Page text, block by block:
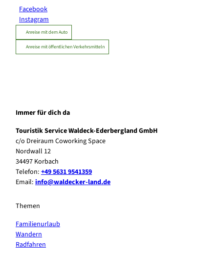
Facebook
Instagram
Anreise mit dem Auto
Anreise mit öffentlichen Verkehrsmitteln
Immer für dich da
Touristik Service Waldeck-Ederbergland GmbH
c/o Dreiraum Coworking Space
Nordwall 12
34497 Korbach
Telefon: +49 5631 9541359
Email: info@waldecker-land.de
Themen
Familienurlaub
Wandern
Radfahren